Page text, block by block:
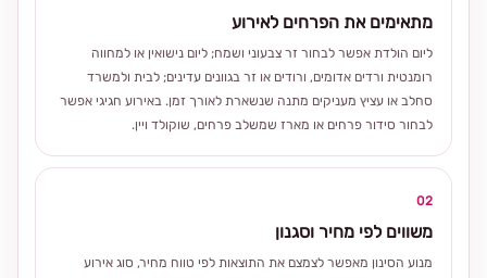
מתאימים את הפרחים לאירוע
ליום הולדת אפשר לבחור זר צבעוני ושמח; ליום נישואין או למחווה
רומנטית ורדים אדומים, ורודים או זר בגוונים עדינים; לבית ולמשרד
סחלב או עציץ מעניקים מתנה שנשארת לאורך זמן. באירוע חגיגי אפשר
לבחור סידור פרחים או מארז שמשלב פרחים, שוקולד ויין.
02
משווים לפי מחיר וסגנון
מנוע הסינון מאפשר לצמצם את התוצאות לפי טווח מחיר, סוג אירוע